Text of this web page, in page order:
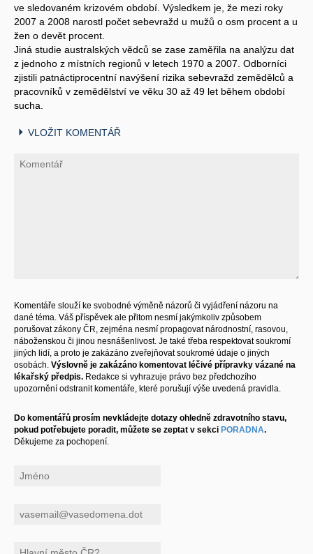
ve sledovaném krizovém období. Výsledkem je, že mezi roky
2007 a 2008 narostl počet sebevražd u mužů o osm procent a u
žen o devět procent.
Jiná studie australských vědců se zase zaměřila na analýzu dat
z jednoho z místních regionů v letech 1970 a 2007. Odborníci
zjistili patnáctiprocentní navýšení rizika sebevražd zemědělců a
pracovníků v zemědělství ve věku 30 až 49 let během období
sucha.
VLOŽIT KOMENTÁŘ
Komentáře slouží ke svobodné výměně názorů či vyjádření názoru na
dané téma. Váš příspěvek ale přitom nesmí jakýmkoliv způsobem
porušovat zákony ČR, zejména nesmí propagovat národnostní, rasovou,
náboženskou či jinou nesnášenlivost. Je také třeba respektovat soukromí
jiných lidí, a proto je zakázáno zveřejňovat soukromé údaje o jiných
osobách. Výslovně je zakázáno komentovat léčivé přípravky vázané na
lékařský předpis. Redakce si vyhrazuje právo bez předchozího
upozornění odstranit komentáře, které porušují výše uvedená pravidla.
Do komentářů prosím nevkládejte dotazy ohledně zdravotního stavu,
pokud potřebujete poradit, můžete se zeptat v sekci PORADNA.
Děkujeme za pochopení.